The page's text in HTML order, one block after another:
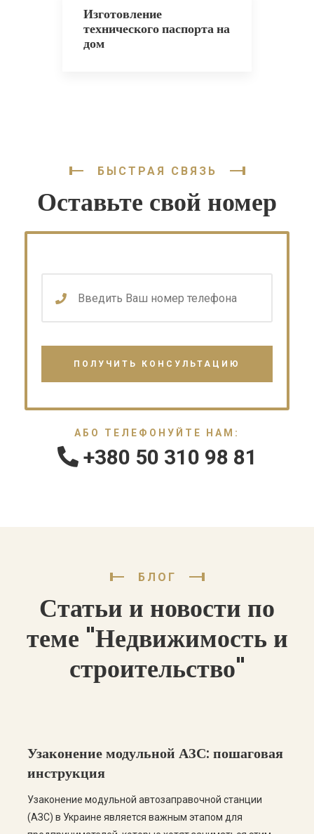
Изготовление
технического паспорта на
дом
БЫСТРАЯ СВЯЗЬ
Оставьте свой номер
АБО ТЕЛЕФОНУЙТЕ НАМ:
+380 50 310 98 81
БЛОГ
Статьи и новости по
теме "Недвижимость и
строительство"
Узаконение модульной АЗС: пошаговая
инструкция
Узаконение модульной автозаправочной станции
(АЗС) в Украине является важным этапом для